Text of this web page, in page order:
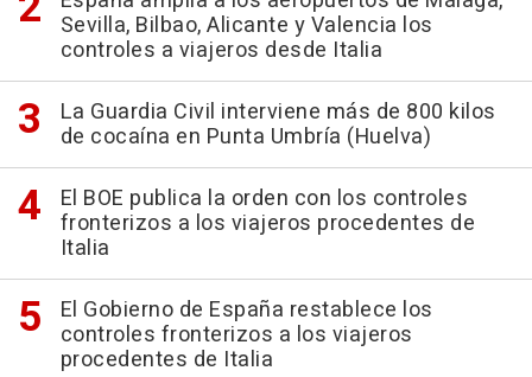
Sevilla, Bilbao, Alicante y Valencia los
controles a viajeros desde Italia
La Guardia Civil interviene más de 800 kilos
de cocaína en Punta Umbría (Huelva)
El BOE publica la orden con los controles
fronterizos a los viajeros procedentes de
Italia
El Gobierno de España restablece los
controles fronterizos a los viajeros
procedentes de Italia